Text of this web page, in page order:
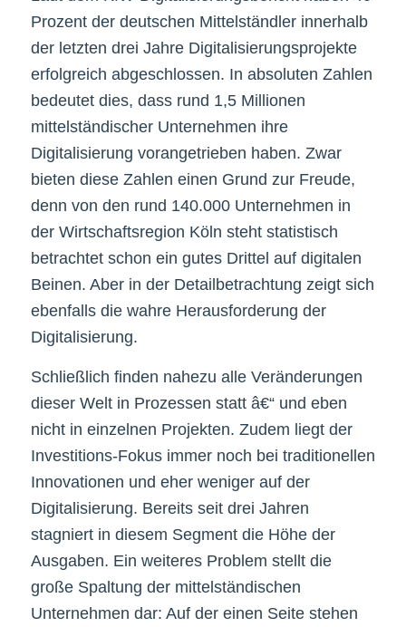
Prozent der deutschen Mittelständler innerhalb
der letzten drei Jahre Digitalisierungsprojekte
erfolgreich abgeschlossen. In absoluten Zahlen
bedeutet dies, dass rund 1,5 Millionen
mittelständischer Unternehmen ihre
Digitalisierung vorangetrieben haben. Zwar
bieten diese Zahlen einen Grund zur Freude,
denn von den rund 140.000 Unternehmen in
der Wirtschaftsregion Köln steht statistisch
betrachtet schon ein gutes Drittel auf digitalen
Beinen. Aber in der Detailbetrachtung zeigt sich
ebenfalls die wahre Herausforderung der
Digitalisierung.
Schließlich finden nahezu alle Veränderungen
dieser Welt in Prozessen statt â€“ und eben
nicht in einzelnen Projekten. Zudem liegt der
Investitions-Fokus immer noch bei traditionellen
Innovationen und eher weniger auf der
Digitalisierung. Bereits seit drei Jahren
stagniert in diesem Segment die Höhe der
Ausgaben. Ein weiteres Problem stellt die
große Spaltung der mittelständischen
Unternehmen dar: Auf der einen Seite stehen